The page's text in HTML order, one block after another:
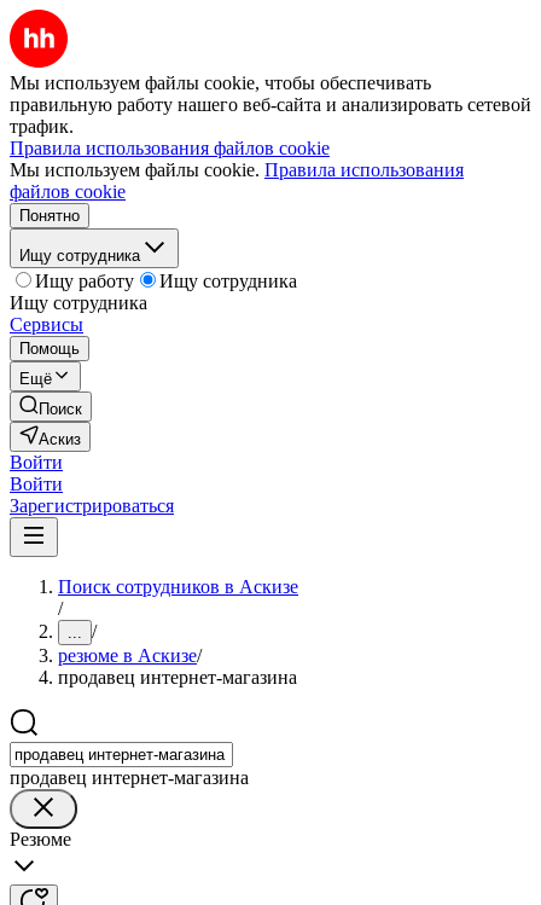
Мы используем файлы cookie, чтобы обеспечивать
правильную работу нашего веб-сайта и анализировать сетевой
трафик.
Правила использования файлов cookie
Мы используем файлы cookie. Правила использования
файлов cookie
Понятно
Ищу сотрудника
Ищу работу
Ищу сотрудника
Ищу сотрудника
Сервисы
Помощь
Ещё
Поиск
Аскиз
Войти
Войти
Зарегистрироваться
Поиск сотрудников в Аскизе
/
... /
резюме в Аскизе/
продавец интернет-магазина
продавец интернет-магазина
Резюме